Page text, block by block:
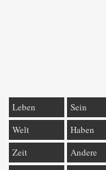
Leben Sein
Welt
Haben
Zeit
Andere